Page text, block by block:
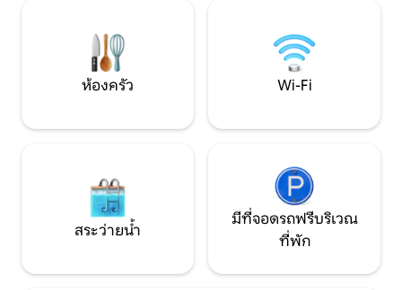
ห้องครัว Wi-Fi
สระว่ายน้ำ
มีที่จอดรถฟรีบริเวณ
ที่พัก